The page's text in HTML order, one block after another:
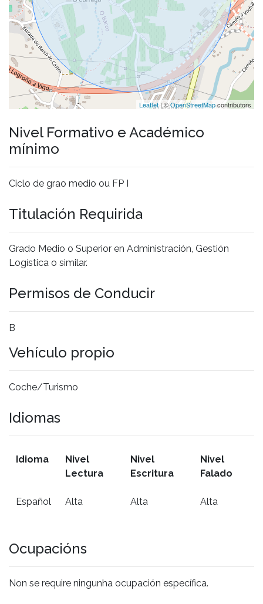
Leaflet| ©OpenStreetMapcontributors
Nivel Formativo e Académico
mínimo
Ciclo de grao medio ou FP I
Titulación Requirida
Grado Medio o Superior en Administración, Gestión
Logística o similar.
Permisos de Conducir
B
Vehículo propio
Coche/Turismo
Idiomas
Idioma
Nivel
Lectura
Nivel
Escritura
Nivel
Falado
Español Alta Alta Alta
Ocupacións
Non se require ningunha ocupación específica.